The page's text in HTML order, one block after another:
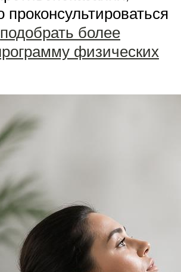
подобрать более
физических